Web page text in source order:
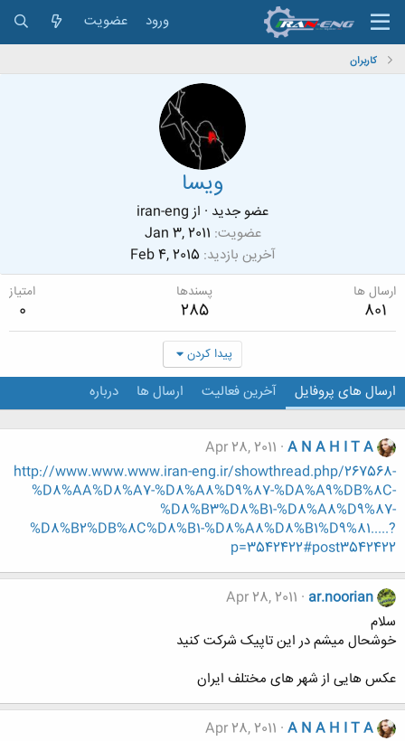
ورود عضویت
کاربران
ویسا
عضو جدید · از iran-eng
عضویت Jan 3, 2011
آخرین بازدید Feb 4, 2015
ارسال ها
801
پسندها
285
امتیاز
0
پیدا کردن
ارسال های پروفایل آخرین فعالیت ارسال ها درباره
A N A H I T A
Apr 28, 2011
http://www.www.www.iran-eng.ir/showthread.php/267568-
%D8%AA%D8%A7-%D8%A8%D9%87-%DA%A9%DB%8C-
%D8%B3%D8%B1-%D8%A8%D9%87-
%D8%B2%DB%8C%D8%B1-%D8%A8%D8%B1%D9%81.....?
p=3542422#post3542422
ar.noorian
Apr 28, 2011
سلام
خوشحال میشم در این تاپیک شرکت کنید
عکس هایی از شهر های مختلف ایران
A N A H I T A
Apr 28, 2011